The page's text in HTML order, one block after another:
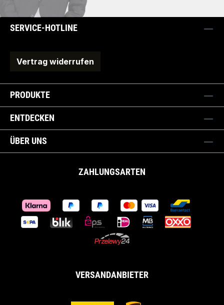
SERVICE-HOTLINE
Vertrag widerrufen
PRODUKTE
ENTDECKEN
ÜBER UNS
ZAHLUNGSARTEN
VERSANDANBIETER